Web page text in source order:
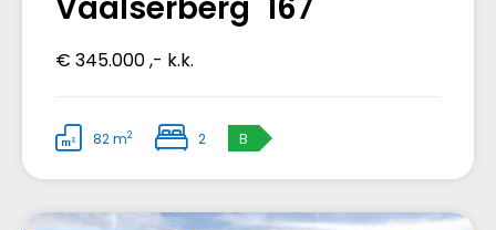
€ 345.000 ,- k.k.
82 m2 2 B